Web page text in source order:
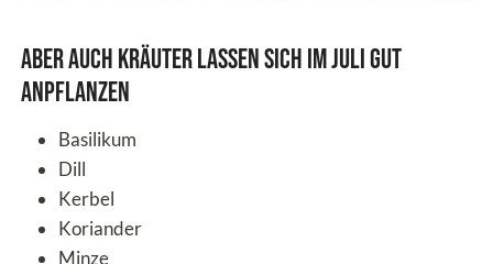
Aber auch Kräuter lassen sich im Juli gut
anpflanzen
Basilikum
Dill
Kerbel
Koriander
Minze